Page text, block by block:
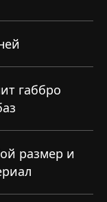
габбро
размер и